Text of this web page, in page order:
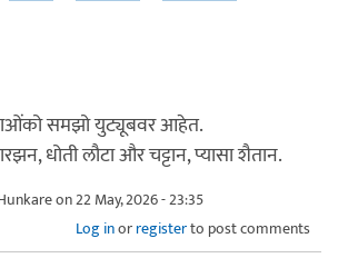
समझो युट्यूबवर आहेत.
धोती लौटा और चट्टान, प्यासा शैतान.
on 22 May, 2026 - 23:35
Log inorregisterto post comments